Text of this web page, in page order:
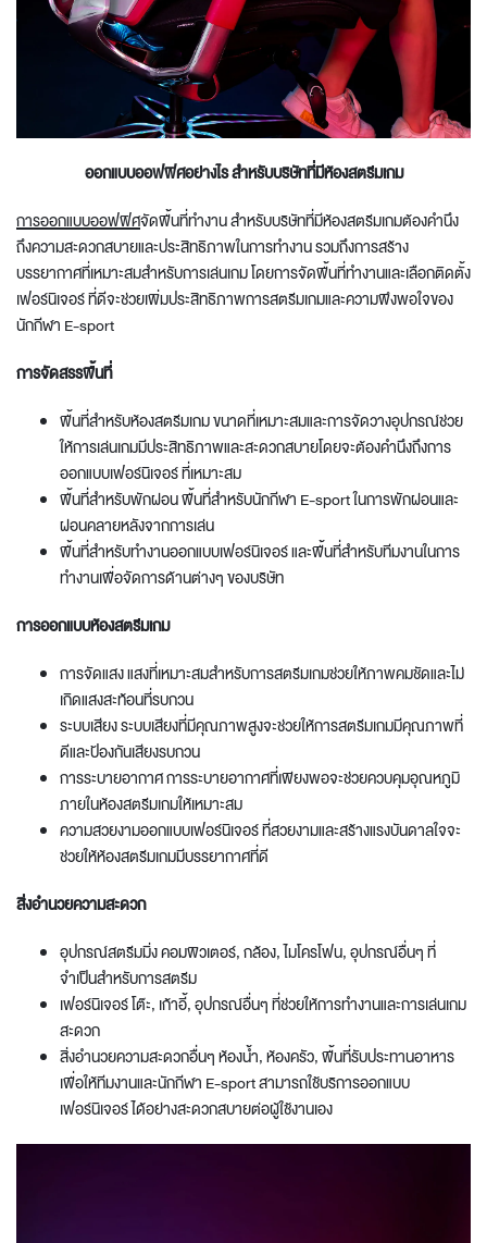
ออกแบบออฟฟิศอย่างไร สำหรับบริษัทที่มีห้องสตรีมเกม
การออกแบบออฟฟิศจัดพื้นที่ทำงานสำหรับบริษัทที่มีห้องสตรีมเกมต้องคำนึง
ถึงความสะดวกสบายและประสิทธิภาพในการทำงาน รวมถึงการสร้าง
บรรยากาศที่เหมาะสมสำหรับการเล่นเกม โดยการจัดพื้นที่ทำงานและเลือกติดตั้ง
เฟอร์นิเจอร์ที่ดีจะช่วยเพิ่มประสิทธิภาพการสตรีมเกมและความพึงพอใจของ
นักกีฬา E-sport
การจัดสรรพื้นที่
พื้นที่สำหรับห้องสตรีมเกม ขนาดที่เหมาะสมและการจัดวางอุปกรณ์ช่วย
ให้การเล่นเกมมีประสิทธิภาพและสะดวกสบายโดยจะต้องคำนึงถึงการ
ออกแบบเฟอร์นิเจอร์ที่เหมาะสม
พื้นที่สำหรับพักผ่อน พื้นที่สำหรับนักกีฬา E-sport ในการพักผ่อนและ
ผ่อนคลายหลังจากการเล่น
พื้นที่สำหรับทำงานออกแบบเฟอร์นิเจอร์และพื้นที่สำหรับทีมงานในการ
ทำงานเพื่อจัดการด้านต่างๆ ของบริษัท
การออกแบบห้องสตรีมเกม
การจัดแสง แสงที่เหมาะสมสำหรับการสตรีมเกมช่วยให้ภาพคมชัดและไม่
เกิดแสงสะท้อนที่รบกวน
ระบบเสียง ระบบเสียงที่มีคุณภาพสูงจะช่วยให้การสตรีมเกมมีคุณภาพที่
ดีและป้องกันเสียงรบกวน
การระบายอากาศ การระบายอากาศที่เพียงพอจะช่วยควบคุมอุณหภูมิ
ภายในห้องสตรีมเกมให้เหมาะสม
ความสวยงามออกแบบเฟอร์นิเจอร์ที่สวยงามและสร้างแรงบันดาลใจจะ
ช่วยให้ห้องสตรีมเกมมีบรรยากาศที่ดี
สิ่งอำนวยความสะดวก
อุปกรณ์สตรีมมิ่ง คอมพิวเตอร์, กล้อง, ไมโครโฟน, อุปกรณ์อื่นๆ ที่
จำเป็นสำหรับการสตรีม
เฟอร์นิเจอร์ โต๊ะ, เก้าอี้, อุปกรณ์อื่นๆ ที่ช่วยให้การทำงานและการเล่นเกม
สะดวก
สิ่งอำนวยความสะดวกอื่นๆ ห้องน้ำ, ห้องครัว, พื้นที่รับประทานอาหาร
เพื่อให้ทีมงานและนักกีฬา E-sport สามารถใช้บริการออกแบบ
เฟอร์นิเจอร์ได้อย่างสะดวกสบายต่อผู้ใช้งานเอง